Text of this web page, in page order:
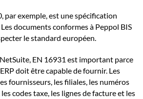
par exemple, est une spécification
documents conformes à Peppol BIS
le standard européen.
EN 16931 est important parce
doit être capable de fournir. Les
fournisseurs, les filiales, les numéros
codes taxe, les lignes de facture et les